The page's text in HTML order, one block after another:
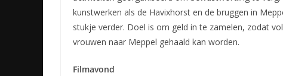
kunstwerken als de Havixhorst en de bruggen in
stukje verder. Doel is om geld in te zamelen, zodat
vrouwen naar Meppel gehaald kan worden.
Filmavond